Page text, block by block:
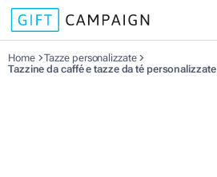
Home
Tazze personalizzate
Tazzine da caffé e tazze da té personalizzate